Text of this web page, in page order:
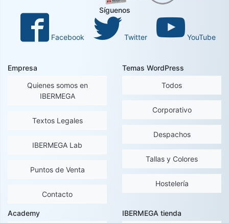
Síguenos
Facebook Twitter YouTube
Empresa
Quienes somos en
IBERMEGA
Textos Legales
IBERMEGA Lab
Puntos de Venta
Contacto
Temas WordPress
Todos
Corporativo
Despachos
Tallas y Colores
Hostelería
Academy
IBERMEGA tienda